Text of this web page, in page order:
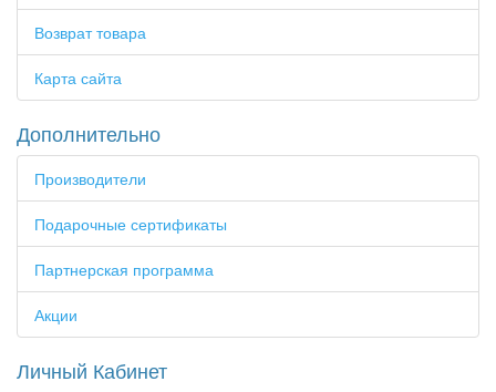
Возврат товара
Карта сайта
Дополнительно
Производители
Подарочные сертификаты
Партнерская программа
Акции
Личный Кабинет